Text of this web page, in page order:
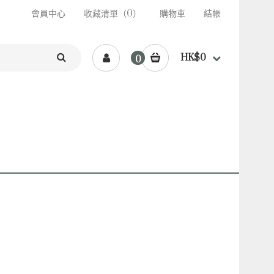
會員中心 收藏清單（0） 購物車 結帳
0 HK$0